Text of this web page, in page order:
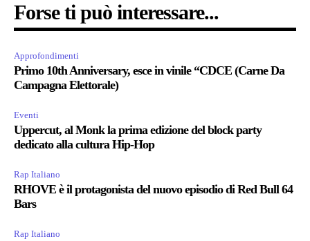
Forse ti può interessare...
Approfondimenti
Primo 10th Anniversary, esce in vinile “CDCE (Carne Da
Campagna Elettorale)
Eventi
Uppercut, al Monk la prima edizione del block party
dedicato alla cultura Hip-Hop
Rap Italiano
RHOVE è il protagonista del nuovo episodio di Red Bull 64
Bars
Rap Italiano